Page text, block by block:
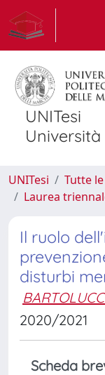
UNITesi
UNITesi
Tutte
Laurea
Il ruolo
disturbi
2020/2021
Scheda